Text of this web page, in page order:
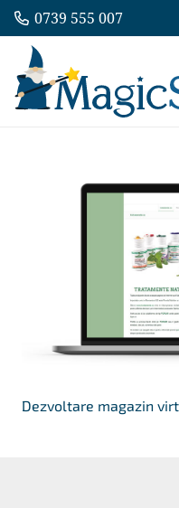
0739 555 007
Dezvoltare magazin